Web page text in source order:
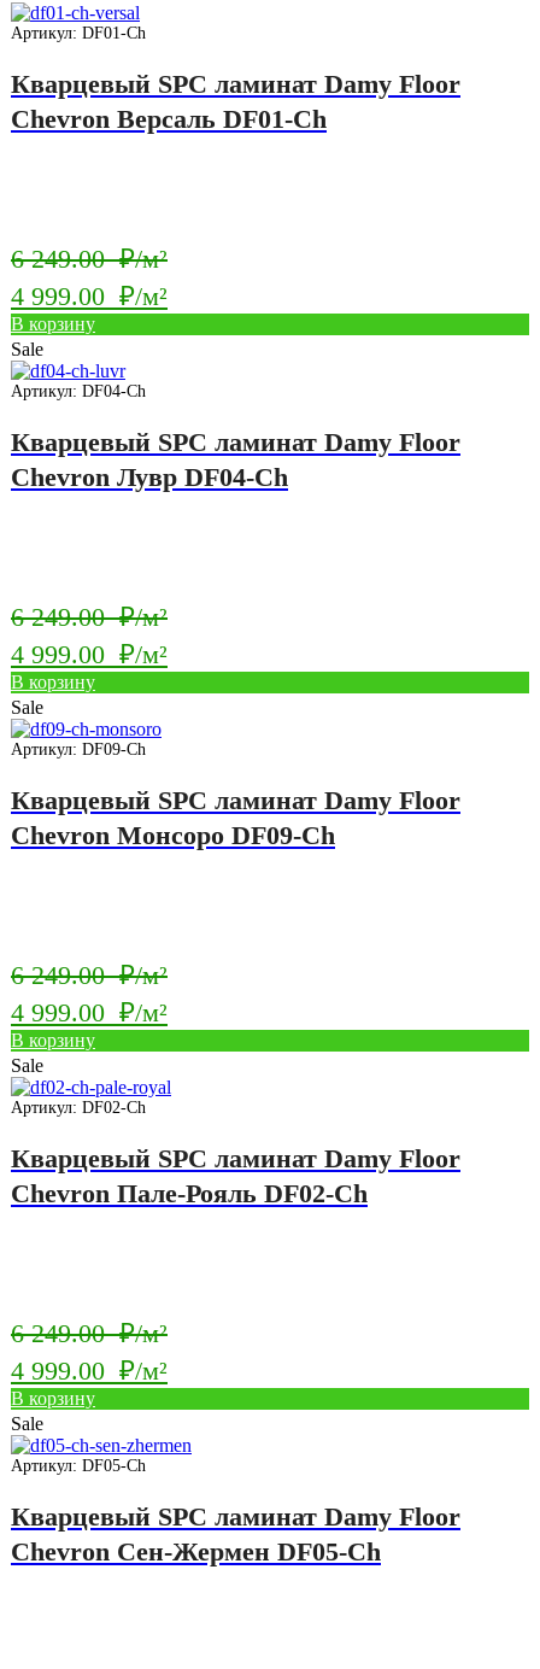
м².
4
₽/
м².
Артикул: DF01-Ch
Кварцевый SPC ламинат Damy Floor
Chevron Версаль DF01-Ch
6 249.00₽/м²Первоначальная
составляла
м².
4 999.00 ₽/м²
Текущая
цена:
4
₽/
м².
В корзину
Sale
Артикул: DF04-Ch
Кварцевый SPC ламинат Damy Floor
Chevron Лувр DF04-Ch
6 249.00₽/м²Первоначальная
составляла
м².
4 999.00 ₽/м²
Текущая
цена:
4
₽/
м².
В корзину
Sale
Артикул: DF09-Ch
Кварцевый SPC ламинат Damy Floor
Chevron Монсоро DF09-Ch
6 249.00₽/м²Первоначальная
составляла
249.00
м².
4 999.00 ₽/м²
Текущая
цена:
4
₽/
м².
В корзину
Sale
Артикул: DF02-Ch
Кварцевый SPC ламинат Damy Floor
Chevron Пале-Рояль DF02-Ch
6 249.00₽/м²Первоначальная
составляла
249.00
м².
4 999.00 ₽/м²
Текущая
цена:
4
₽/
м².
В корзину
Sale
Артикул: DF05-Ch
Кварцевый SPC ламинат Damy Floor
Chevron Сен-Жермен DF05-Ch